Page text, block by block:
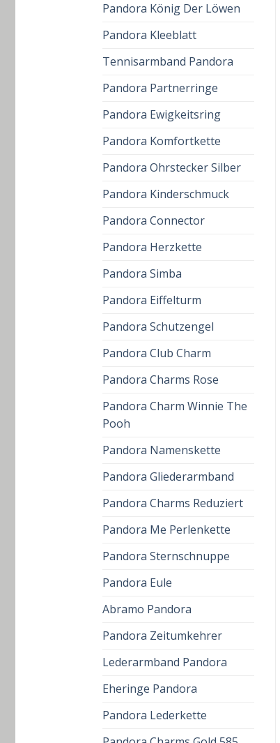
Pandora König Der Löwen
Pandora Kleeblatt
Tennisarmband Pandora
Pandora Partnerringe
Pandora Ewigkeitsring
Pandora Komfortkette
Pandora Ohrstecker Silber
Pandora Kinderschmuck
Pandora Connector
Pandora Herzkette
Pandora Simba
Pandora Eiffelturm
Pandora Schutzengel
Pandora Club Charm
Pandora Charms Rose
Pandora Charm Winnie The
Pooh
Pandora Namenskette
Pandora Gliederarmband
Pandora Charms Reduziert
Pandora Me Perlenkette
Pandora Sternschnuppe
Pandora Eule
Abramo Pandora
Pandora Zeitumkehrer
Lederarmband Pandora
Eheringe Pandora
Pandora Lederkette